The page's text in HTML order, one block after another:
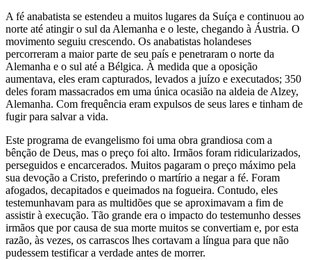
A fé anabatista se estendeu a muitos lugares da Suíça e continuou ao
norte até atingir o sul da Alemanha e o leste, chegando à Áustria. O
movimento seguiu crescendo. Os anabatistas holandeses
percorreram a maior parte de seu país e penetraram o norte da
Alemanha e o sul até a Bélgica. À medida que a oposição
aumentava, eles eram capturados, levados a juízo e executados; 350
deles foram massacrados em uma única ocasião na aldeia de Alzey,
Alemanha. Com frequência eram expulsos de seus lares e tinham de
fugir para salvar a vida.
Este programa de evangelismo foi uma obra grandiosa com a
bênção de Deus, mas o preço foi alto. Irmãos foram ridicularizados,
perseguidos e encarcerados. Muitos pagaram o preço máximo pela
sua devoção a Cristo, preferindo o martírio a negar a fé. Foram
afogados, decapitados e queimados na fogueira. Contudo, eles
testemunhavam para as multidões que se aproximavam a fim de
assistir à execução. Tão grande era o impacto do testemunho desses
irmãos que por causa de sua morte muitos se convertiam e, por esta
razão, às vezes, os carrascos lhes cortavam a língua para que não
pudessem testificar a verdade antes de morrer.